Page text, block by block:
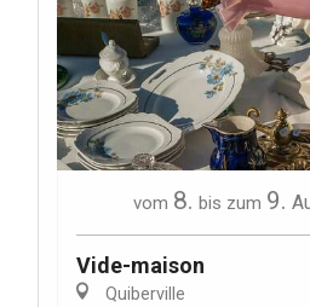
Paris 1h30
vom 8. bis zum 9.
Vide-maison
Quiberville